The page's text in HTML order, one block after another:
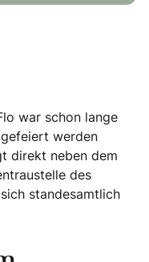
war schon lange
gefeiert werden
direkt neben dem
des
standesamtlich